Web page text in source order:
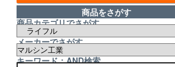
商品をさがす
商品カテゴリでさがす
メーカーでさがす
キーワード：AND検索